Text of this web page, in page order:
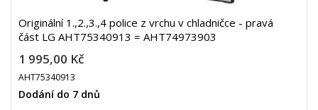
Originální 1.,2.,3.,4 police z vrchu v chladničce - pravá
část LG AHT75340913 = AHT74973903
1 995,00 Kč
AHT75340913
Dodání do 7 dnů